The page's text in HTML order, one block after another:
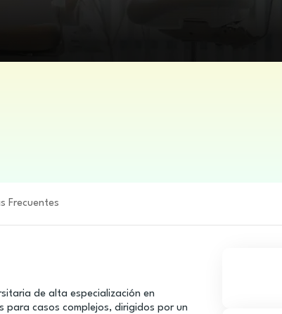
Frecuentes
de alta especialización en
casos complejos, dirigidos por un